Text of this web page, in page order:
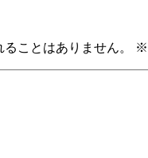
ことはありません。 ※